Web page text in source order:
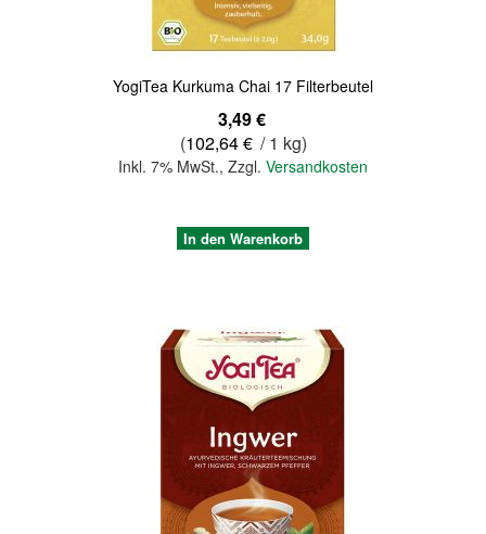
YogiTea Kurkuma Chai 17 Filterbeutel
3,49 €
(102,64 € / 1 kg)
Inkl. 7% MwSt., Zzgl. Versandkosten
In den Warenkorb